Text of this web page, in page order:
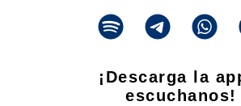
¡Descarga la
escuchanos!